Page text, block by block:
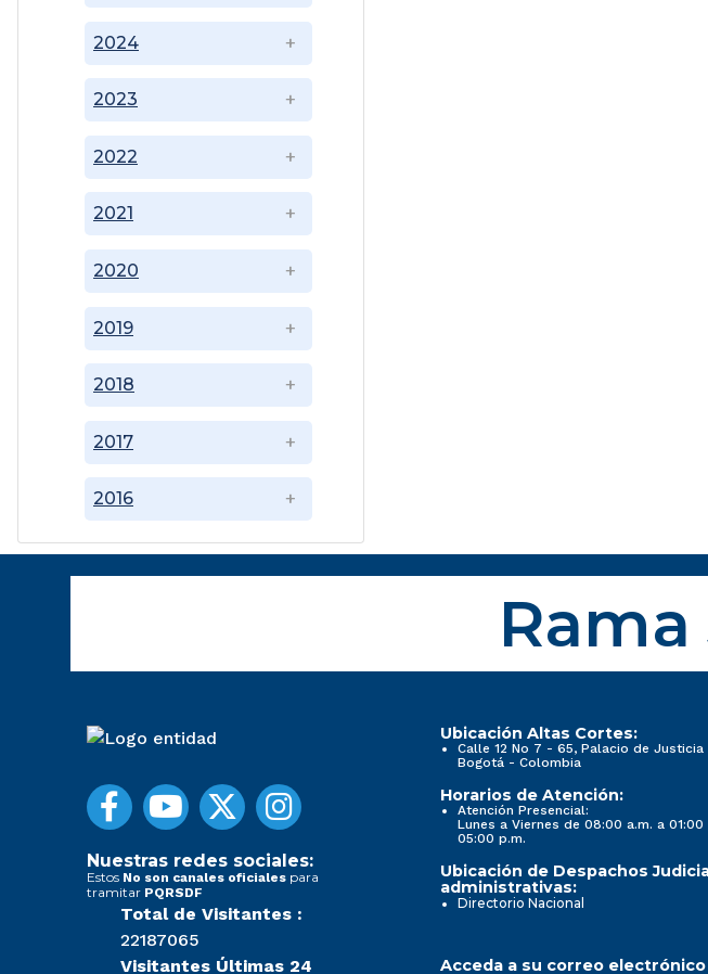
2016
2017
2018
2019
2020
2021
2022
2023
2024
Nuestras redes sociales:
Estos No son canales oficiales para
tramitar PQRSDF
Total de Visitantes :
22187065
Visitantes Últimas 24
Ubicación Altas Cortes:
Calle 12 No 7 - 65, Palacio de Justicia
Bogotá - Colombia
Horarios de Atención:
Atención Presencial:
Lunes a Viernes de 08:00 a.m. a
05:00 p.m.
Ubicación de Despachos
administrativas:
Directorio Nacional
Acceda a su correo